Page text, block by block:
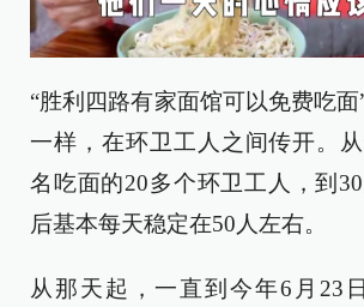
“胜利四路有家面馆可以免费吃
一样，在环卫工人之间传开。
名吃面的20多个环卫工人，到
后基本每天稳定在50人左右。
从那天起，一直到今年6月23